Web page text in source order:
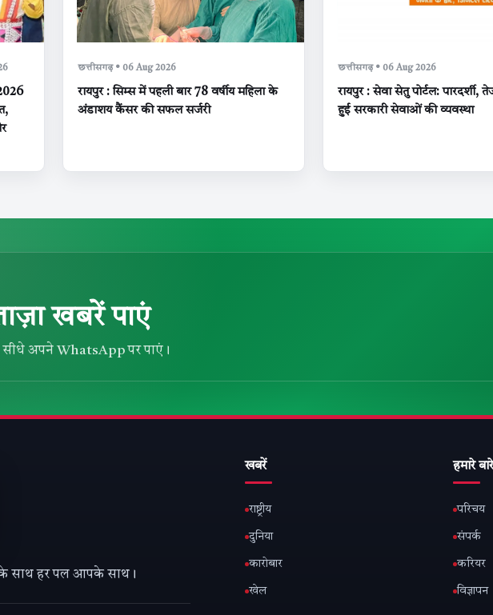
छत्तीसगढ़ • 06 Aug 2026
रायपुर : सिम्स में पहली बार 78 वर्षीय महिला के
अंडाशय कैंसर की सफल सर्जरी
छत्तीसगढ़ • 06 Aug 2026
रायपुर : सेवा सेतु पोर्टल:
हुई सरकारी सेवाओं की व्यवस्था
खबरें पाएं
अपने WhatsApp पर पाएं।
के साथ हर पल आपके साथ।
खबरें
राष्ट्रीय
दुनिया
कारोबार
खेल
हमारे
परिचय
संपर्क
करियर
विज्ञापन